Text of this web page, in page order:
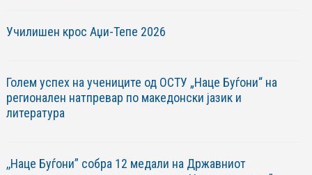
Училишен крос Аџи-Тепе 2026
Голем успех на учениците од ОСТУ „Наце Буѓони“ на
регионален натпревар по македонски јазик и
литература
,,Наце Буѓони” собра 12 медали на Државниот